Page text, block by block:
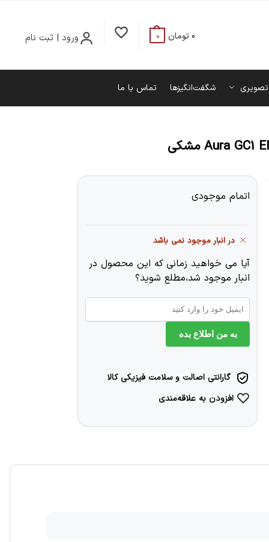
ورود | ثبت نام 0 تومان 0
شگفت‌انگیزها تماس با ما
اتمام موجودی
در انبار موجود نمی باشد
آیا می خواهید زمانی که این محصول در
انبار موجود شد،مطلع شوید؟
به من اطلاع بده
گارانتی اصالت و سلامت فیزیکی کالا
افزودن به علاقه‌مندی